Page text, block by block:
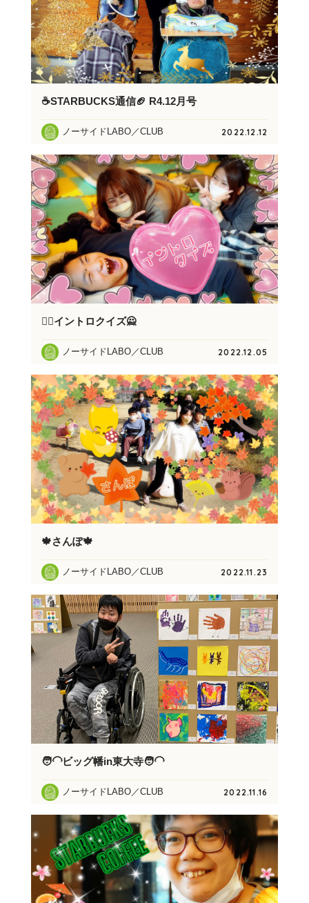
☕STARBUCKS通信🏈 R4.12月号
ノーサイドLABO／CLUB 2022.12.12
🙆‍♀️イントロクイズ🙅
ノーサイドLABO／CLUB 2022.12.05
🍁さんぽ🍁
ノーサイドLABO／CLUB 2022.11.23
🧑‍🦲ビッグ幡in東大寺🧑‍🦲
ノーサイドLABO／CLUB 2022.11.16